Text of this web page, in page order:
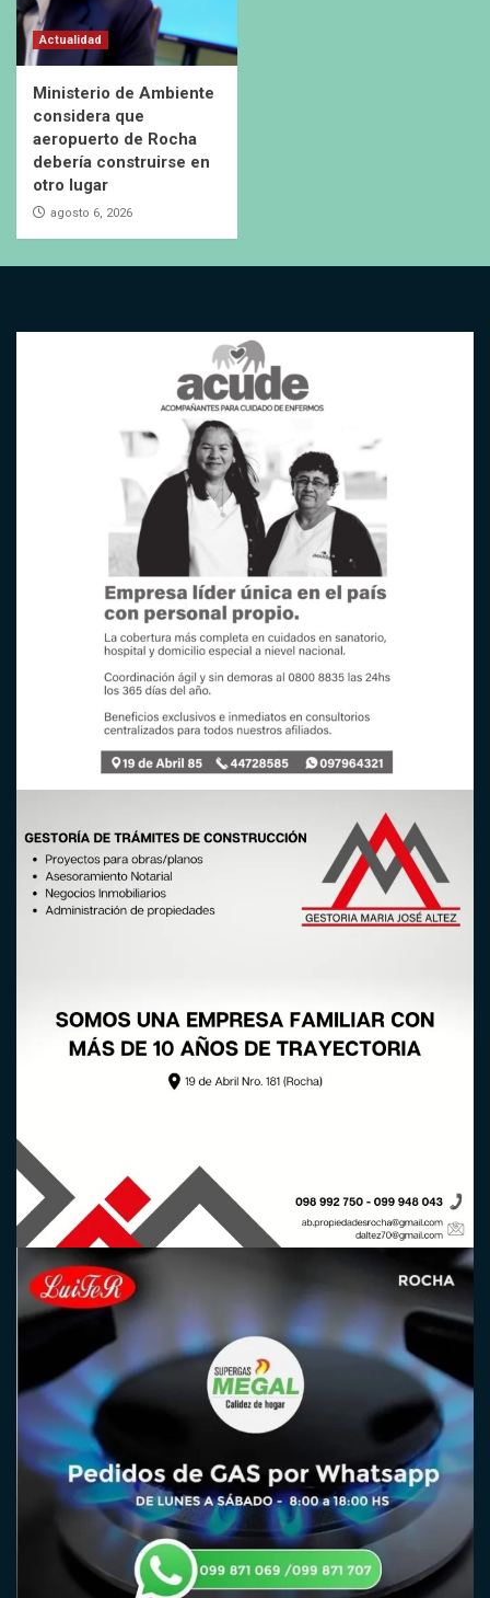
Actualidad
Ministerio de Ambiente
considera que
aeropuerto de Rocha
debería construirse en
otro lugar
agosto 6, 2026